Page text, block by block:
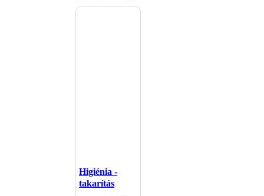
Higiénia -
takarítás